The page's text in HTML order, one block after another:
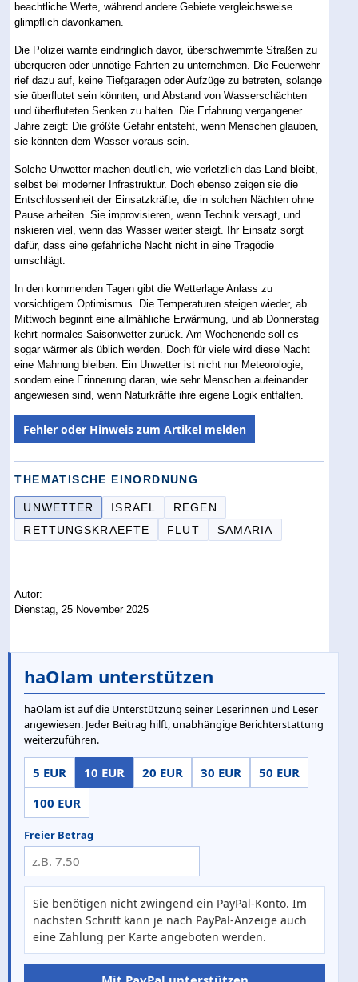
beachtliche Werte, während andere Gebiete vergleichsweise
glimpflich davonkamen.
Die Polizei warnte eindringlich davor, überschwemmte Straßen zu
überqueren oder unnötige Fahrten zu unternehmen. Die Feuerwehr
rief dazu auf, keine Tiefgaragen oder Aufzüge zu betreten, solange
sie überflutet sein könnten, und Abstand von Wasserschächten
und überfluteten Senken zu halten. Die Erfahrung vergangener
Jahre zeigt: Die größte Gefahr entsteht, wenn Menschen glauben,
sie könnten dem Wasser voraus sein.
Solche Unwetter machen deutlich, wie verletzlich das Land bleibt,
selbst bei moderner Infrastruktur. Doch ebenso zeigen sie die
Entschlossenheit der Einsatzkräfte, die in solchen Nächten ohne
Pause arbeiten. Sie improvisieren, wenn Technik versagt, und
riskieren viel, wenn das Wasser weiter steigt. Ihr Einsatz sorgt
dafür, dass eine gefährliche Nacht nicht in eine Tragödie
umschlägt.
In den kommenden Tagen gibt die Wetterlage Anlass zu
vorsichtigem Optimismus. Die Temperaturen steigen wieder, ab
Mittwoch beginnt eine allmähliche Erwärmung, und ab Donnerstag
kehrt normales Saisonwetter zurück. Am Wochenende soll es
sogar wärmer als üblich werden. Doch für viele wird diese Nacht
eine Mahnung bleiben: Ein Unwetter ist nicht nur Meteorologie,
sondern eine Erinnerung daran, wie sehr Menschen aufeinander
angewiesen sind, wenn Naturkräfte ihre eigene Logik entfalten.
Fehler oder Hinweis zum Artikel melden
THEMATISCHE EINORDNUNG
UNWETTER ISRAEL
REGEN
RETTUNGSKRAEFTE
FLUT SAMARIA
Autor:
Dienstag, 25 November 2025
haOlam unterstützen
haOlam ist auf die Unterstützung seiner Leserinnen und Leser
angewiesen. Jeder Beitrag hilft, unabhängige Berichterstattung
weiterzuführen.
5 EUR 10 EUR 20 EUR 30 EUR
50 EUR
100 EUR
Freier Betrag
Sie benötigen nicht zwingend ein PayPal-Konto. Im
nächsten Schritt kann je nach PayPal-Anzeige auch
eine Zahlung per Karte angeboten werden.